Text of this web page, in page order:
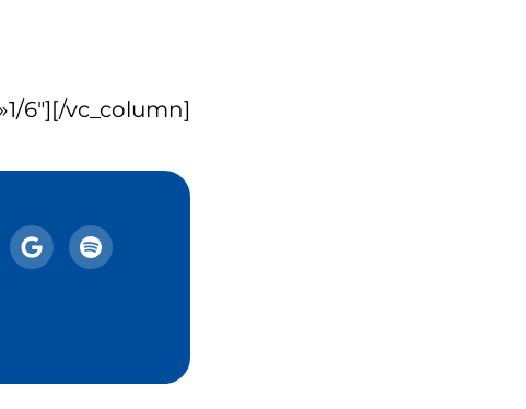
6″][/vc_column]